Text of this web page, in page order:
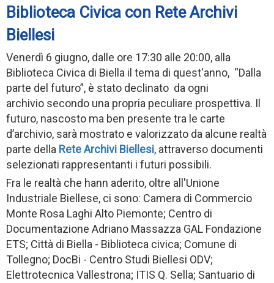
Biblioteca Civica con Rete Archivi
Biellesi
Venerdì 6 giugno, dalle ore 17:30 alle 20:00, alla
Biblioteca Civica di Biella il tema di quest'anno, “Dalla
parte del futuro”, è stato declinato da ogni
archivio secondo una propria peculiare prospettiva. Il
futuro, nascosto ma ben presente tra le carte
d’archivio, sarà mostrato e valorizzato da alcune realtà
parte della Rete Archivi Biellesi, attraverso documenti
selezionati rappresentanti i futuri possibili.
Fra le realtà che hann aderito, oltre all'Unione
Industriale Biellese, ci sono: Camera di Commercio
Monte Rosa Laghi Alto Piemonte; Centro di
Documentazione Adriano Massazza GAL Fondazione
ETS; Città di Biella - Biblioteca civica; Comune di
Tollegno; DocBi - Centro Studi Biellesi ODV;
Elettrotecnica Vallestrona; ITIS Q. Sella; Santuario di